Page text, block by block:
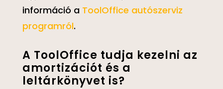
információ a ToolOffice autószerviz
programról.
A ToolOffice tudja kezelni az
amortizációt és a
leltárkönyvet is?